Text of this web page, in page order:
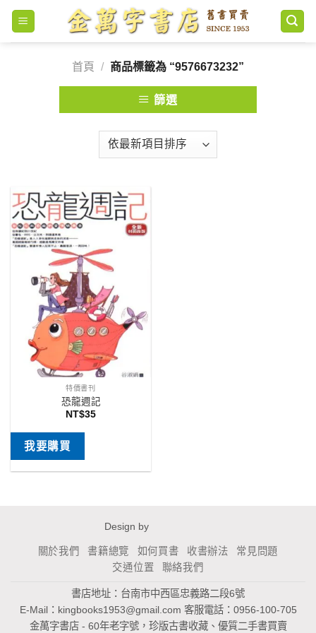
Skip
content
首頁
/ 商品標籤為 “9576673232”
篩選
特價書刊
恐龍週記
NT$35
我要購買
Design by
關於我們 書籍總覽 如何買書 收書辦法
常見問題
交通位置
聯絡我們
書店地址：台南市中西區忠義路二段6號
E-Mail： kingbooks1953@gmail.com 客服電話：0956-100-705
金萬字書店 - 60年老字號，珍版古書收藏、優質二手書買賣